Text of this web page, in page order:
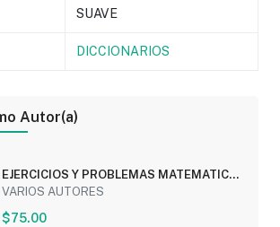
SUAVE
DICCIONARIOS
Autor(a)
EJERCICIOS Y PROBLEMAS MATEMATICOS
5 PRIMARIA...
VARIOS AUTORES
$75.00